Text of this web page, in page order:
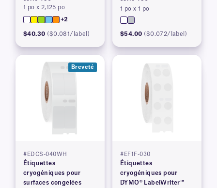
1 po x 2,125 po
+2
$40.30 ($0.081/label)
1 po x 1 po
$54.00 ($0.072/label)
Breveté
#EDCS-040WH
Étiquettes
cryogéniques pour
surfaces congelées
#EF1F-030
Étiquettes
cryogéniques pour
DYMO® LabelWriter™